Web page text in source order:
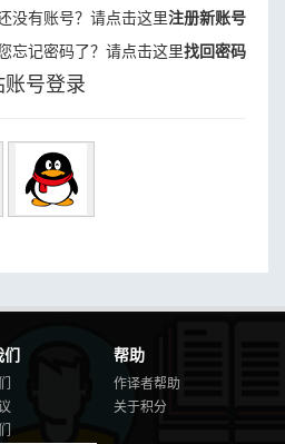
没有账号？请点击这里注册新账号
忘记密码了？请点击这里找回密码
号登录
帮助
作译者帮助
关于积分